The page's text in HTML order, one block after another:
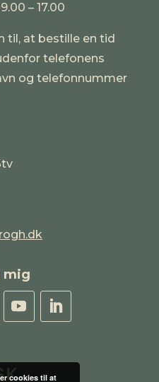
– 17.00
til, at bestille en tid
telefonens
og telefonnummer
mig
cookies til at